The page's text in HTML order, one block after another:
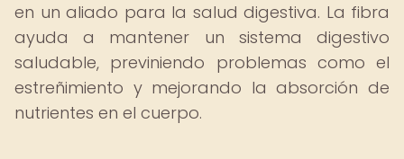
en un aliado para la salud digestiva. La fibra
ayuda a mantener un sistema digestivo
saludable, previniendo problemas como el
estreñimiento y mejorando la absorción de
nutrientes en el cuerpo.